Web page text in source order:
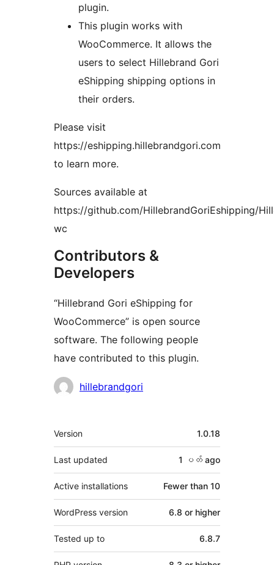
plugin.
This plugin works with
WooCommerce. It allows the
users to select Hillebrand Gori
eShipping shipping options in
their orders.
Please visit
https://eshipping.hillebrandgori.com
to learn more.
Sources available at
https://github.com/HillebrandGoriEshipping/
wc
Contributors &
Developers
“Hillebrand Gori eShipping for
WooCommerce” is open source
software. The following people
have contributed to this plugin.
Contributors
hillebrandgori
Meta
Version 1.0.18
Last updated 1 ပတ် ago
Active installations Fewer than 10
WordPress version 6.8 or higher
Tested up to 6.8.7